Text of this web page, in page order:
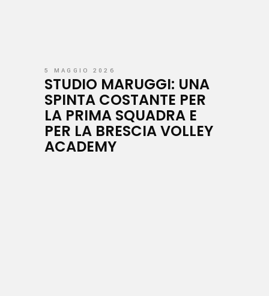
5 MAGGIO 2026
STUDIO MARUGGI: UNA
SPINTA COSTANTE PER
LA PRIMA SQUADRA E
PER LA BRESCIA VOLLEY
ACADEMY